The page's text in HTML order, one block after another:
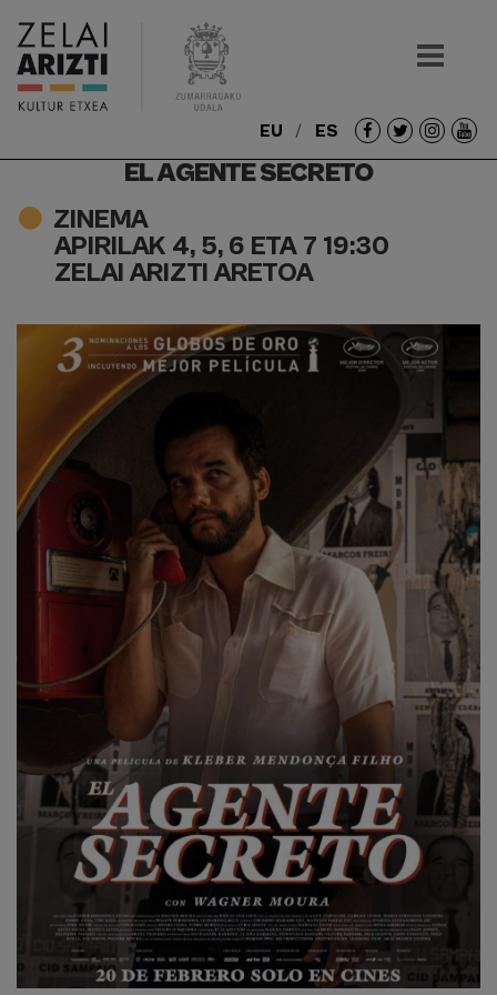
EU ES
Redes
sociales
EL AGENTE SECRETO
ZINEMA
APIRILAK 4, 5, 6 ETA 7 19:30
ZELAI ARIZTI ARETOA